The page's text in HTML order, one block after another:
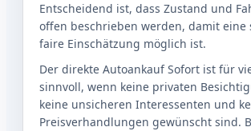
Entscheidend ist, dass Zustand und
offen beschrieben werden, damit eine
faire Einschätzung möglich ist.
Der direkte Autoankauf Sofort ist für
sinnvoll, wenn keine privaten
keine unsicheren Interessenten und
Preisverhandlungen gewünscht sind.